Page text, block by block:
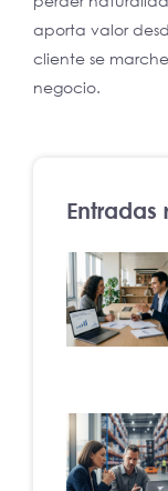
aporta valor
cliente se
negocio.